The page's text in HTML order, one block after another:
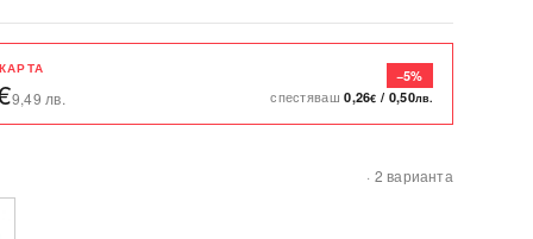
9,49 лв.
−5%
спестяваш0,26€ / 0,50лв.
· 2 варианта